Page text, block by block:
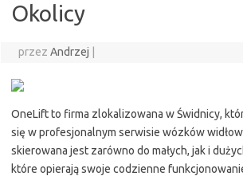
Okolicy
przez Andrzej
OneLift to firma zlokalizowana w Świdnicy,
się w profesjonalnym serwisie wózków
skierowana jest zarówno do małych, jak i
które opierają swoje codzienne